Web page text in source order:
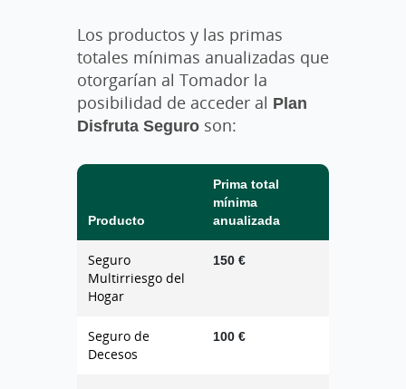
Los productos y las primas
totales mínimas anualizadas que
otorgarían al Tomador la
posibilidad de acceder al Plan
Disfruta Seguro son:
Producto
Prima total
mínima
anualizada
Seguro
Multirriesgo del
Hogar
150 €
Seguro de
Decesos
100 €